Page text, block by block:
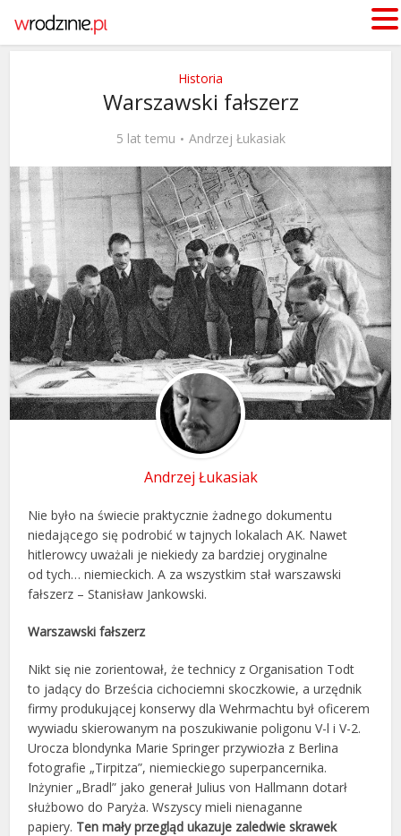
Historia
Warszawski fałszerz
5 lat temu Andrzej Łukasiak
Andrzej Łukasiak
Nie było na świecie praktycznie żadnego dokumentu
niedającego się podrobić w tajnych lokalach AK. Nawet
hitlerowcy uważali je niekiedy za bardziej oryginalne
od tych… niemieckich. A za wszystkim stał warszawski
fałszerz – Stanisław Jankowski.
Warszawski fałszerz
Nikt się nie zorientował, że technicy z Organisation Todt
to jadący do Brześcia cichociemni skoczkowie, a urzędnik
firmy produkującej konserwy dla Wehrmachtu był oficerem
wywiadu skierowanym na poszukiwanie poligonu V-l i V-2.
Urocza blondynka Marie Springer przywiozła z Berlina
fotografie „Tirpitza”, niemieckiego superpancernika.
Inżynier „Bradl” jako generał Julius von Hallmann dotarł
służbowo do Paryża. Wszyscy mieli nienaganne
papiery. Ten mały przegląd ukazuje zaledwie skrawek